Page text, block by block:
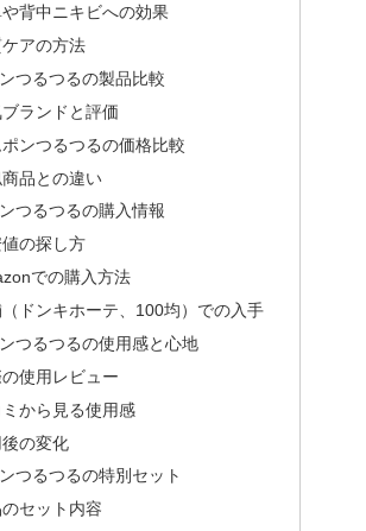
背中ニキビへの効果
アの方法
つるつるの製品比較
ブランドと評価
ポンつるつるの価格比較
品との違い
つるつるの購入情報
の探し方
での購入方法
（ドンキホーテ、100均）での入手
つるつるの使用感と心地
使用レビュー
から見る使用感
の変化
つるつるの特別セット
セット内容